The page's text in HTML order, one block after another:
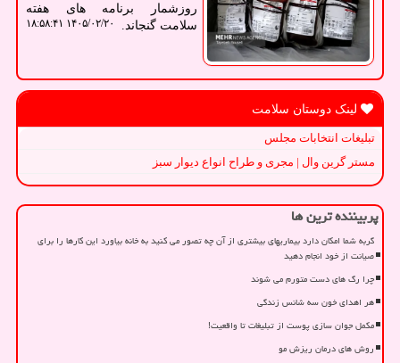
روزشمار برنامه های هفته
سلامت گنجاند.
۱۴۰۵/۰۲/۲۰ ۱۸:۵۸:۴۱
لینک دوستان سلامت
تبلیغات انتخابات مجلس
مستر گرین وال | مجری و طراح انواع دیوار سبز
پربیننده ترین ها
گربه شما امکان دارد بیماریهای بیشتری از آن چه تصور می کنید به خانه بیاورد این کارها را برای
صیانت از خود انجام دهید
چرا رگ های دست متورم می شوند
هر اهدای خون سه شانس زندگی
مکمل جوان سازی پوست از تبلیغات تا واقعیت!
روش های درمان ریزش مو